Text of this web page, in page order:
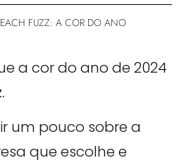
FUZZ: A COR DO ANO
a cor do ano de 2024
um pouco sobre a
que escolhe e